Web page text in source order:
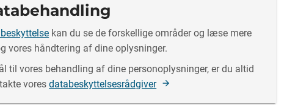
kan du se de forskellige områder og læse mere
vores håndtering af dine oplysninger.
til vores behandling af dine personoplysninger, er du altid
voresdatabeskyttelsesrådgiver